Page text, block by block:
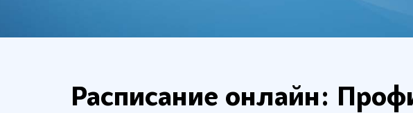
Расписание онлайн: